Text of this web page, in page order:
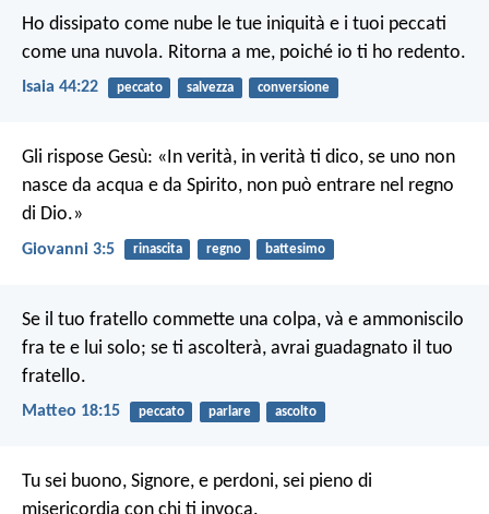
Ho dissipato come nube le tue iniquità e i tuoi peccati
come una nuvola. Ritorna a me, poiché io ti ho redento.
Isaia 44:22 peccato salvezza conversione
Gli rispose Gesù: «In verità, in verità ti dico, se uno non
nasce da acqua e da Spirito, non può entrare nel regno
di Dio.»
Giovanni 3:5 rinascita regno battesimo
Se il tuo fratello commette una colpa, và e ammoniscilo
fra te e lui solo; se ti ascolterà, avrai guadagnato il tuo
fratello.
Matteo 18:15 peccato parlare ascolto
Tu sei buono, Signore, e perdoni, sei pieno di